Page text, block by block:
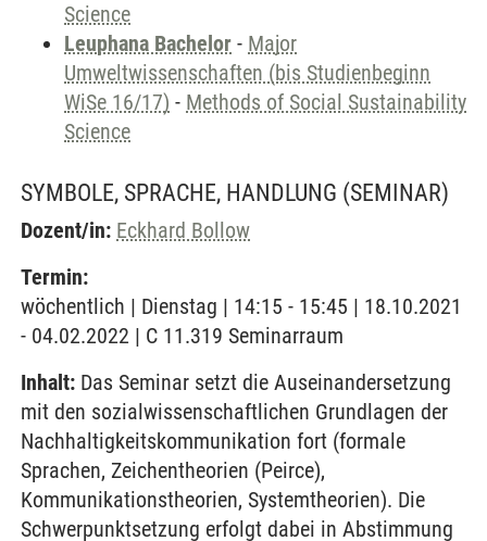
Science
Leuphana Bachelor - Major
Umweltwissenschaften (bis Studienbeginn
WiSe 16/17) - Methods of Social Sustainability
Science
SYMBOLE, SPRACHE, HANDLUNG (SEMINAR)
Dozent/in: Eckhard Bollow
Termin:
wöchentlich | Dienstag | 14:15 - 15:45 | 18.10.2021
- 04.02.2022 | C 11.319 Seminarraum
Inhalt: Das Seminar setzt die Auseinandersetzung
mit den sozialwissenschaftlichen Grundlagen der
Nachhaltigkeitskommunikation fort (formale
Sprachen, Zeichentheorien (Peirce),
Kommunikationstheorien, Systemtheorien). Die
Schwerpunktsetzung erfolgt dabei in Abstimmung